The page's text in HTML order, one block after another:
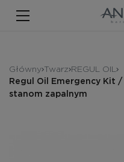
TWARZ
WŁOSY
SPA
Główny Twarz REGUL OIL
Regul Oil Emergency Kit
stanom zapalnym